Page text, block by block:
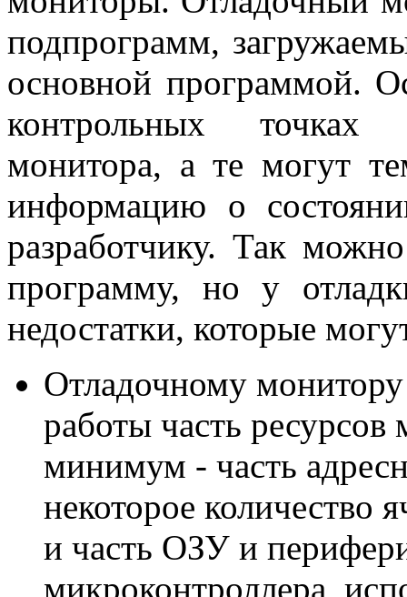
подпрограмм,
основной программой.
контрольных точках
монитора, а те могут
информацию о
разработчику. Так
программу, но у
недостатки, которые
Отладочному
работы часть ресурсов
минимум - часть
некоторое количество
и часть ОЗУ и
микроконтроллера,